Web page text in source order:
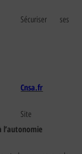
Sécuriser ses
Cnsa.fr
Site
l’autonomie